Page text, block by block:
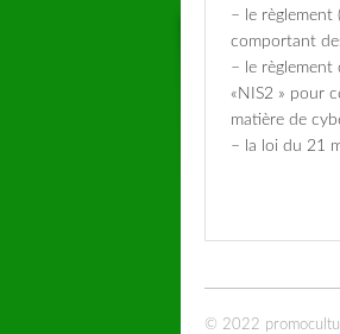
– le
comportant
– le règlement
«NIS2 » pour
matière de
– la loi du 21
© 2022